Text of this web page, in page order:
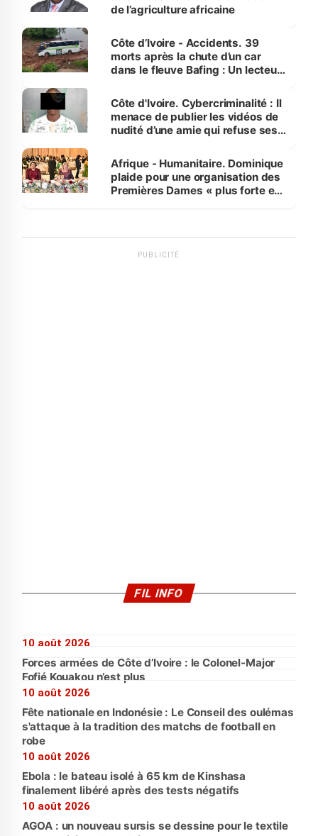
de l’agriculture africaine
Côte d’Ivoire - Accidents. 39
morts après la chute d’un car
dans le fleuve Bafing : Un lecteur
des Transports
Côte d'Ivoire. Cybercriminalité : Il
menace de publier les vidéos de
nudité d’une amie qui refuse ses
Afrique - Humanitaire. Dominique
plaide pour une organisation des
Premières Dames « plus forte et
PUBLICITÉ
FIL INFO
10 août 2026
Forces armées de Côte d’Ivoire : le Colonel-Major
Fofié Kouakou n’est plus
10 août 2026
Fête nationale en Indonésie : Le Conseil des oulémas
s'attaque à la tradition des matchs de football en
robe
10 août 2026
Ebola : le bateau isolé à 65 km de Kinshasa
finalement libéré après des tests négatifs
10 août 2026
AGOA : un nouveau sursis se dessine pour le textile